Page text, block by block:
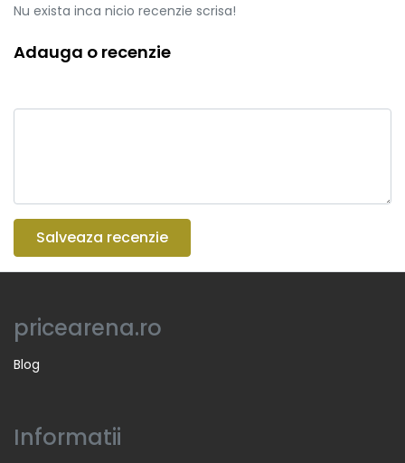
Nu exista inca nicio recenzie scrisa!
Adauga o recenzie
Salveaza recenzie
pricearena.ro
Blog
Informatii